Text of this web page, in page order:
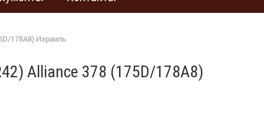
178A8) Израиль
Alliance 378 (175D/178A8)